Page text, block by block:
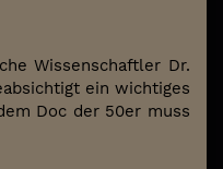
Wissenschaftler Dr.
ein wichtiges
Doc der 50er muss